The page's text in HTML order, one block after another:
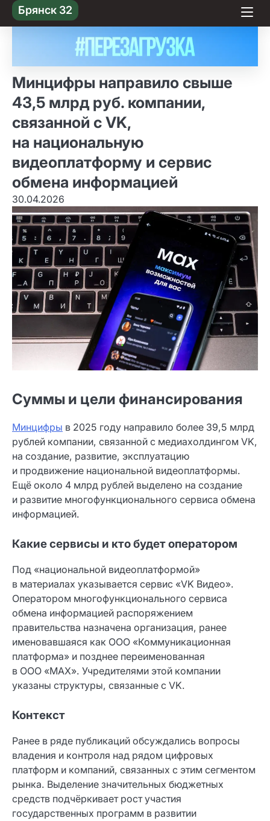
Skip
to content
Брянск 32
Минцифры направило свыше
43,5 млрд руб. компании,
связанной с VK,
на национальную
видеоплатформу и сервис
обмена информацией
30.04.2026
Суммы и цели финансирования
Минцифры в 2025 году направило более 39,5 млрд
рублей компании, связанной с медиахолдингом VK,
на создание, развитие, эксплуатацию
и продвижение национальной видеоплатформы.
Ещё около 4 млрд рублей выделено на создание
и развитие многофункционального сервиса обмена
информацией.
Какие сервисы и кто будет оператором
Под «национальной видеоплатформой»
в материалах указывается сервис «VK Видео».
Оператором многофункционального сервиса
обмена информацией распоряжением
правительства назначена организация, ранее
именовавшаяся как ООО «Коммуникационная
платформа» и позднее переименованная
в ООО «МАХ». Учредителями этой компании
указаны структуры, связанные с VK.
Контекст
Ранее в ряде публикаций обсуждались вопросы
владения и контроля над рядом цифровых
платформ и компаний, связанных с этим сегментом
рынка. Выделение значительных бюджетных
средств подчёркивает рост участия
государственных программ в развитии